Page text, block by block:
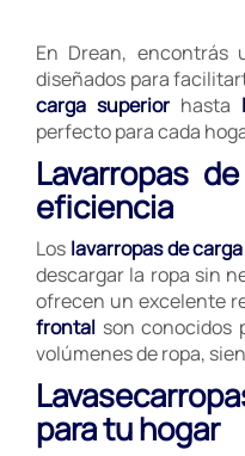
En Drean, encontrás
diseñados para
carga superior hasta
perfecto para cada
Lavarropas
eficiencia
Los lavarropas de
descargar la ropa sin
ofrecen un excelente
frontal son conocidos
volúmenes de ropa,
para tu hogar